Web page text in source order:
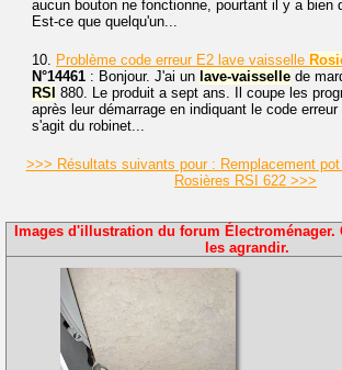
aucun bouton ne fonctionne, pourtant il y a bien
Est-ce que quelqu'un...
10. Problème code erreur E2 lave vaisselle
N°14461 : Bonjour. J'ai un lave-vaisselle de
RSI 880. Le produit a sept ans. Il coupe les
après leur démarrage en indiquant le code erreur
s'agit du robinet...
>>> Résultats suivants pour : Remplacement
Rosières RSI 622 >>>
Images d'illustration du forum Électroménager.
les agrandir.